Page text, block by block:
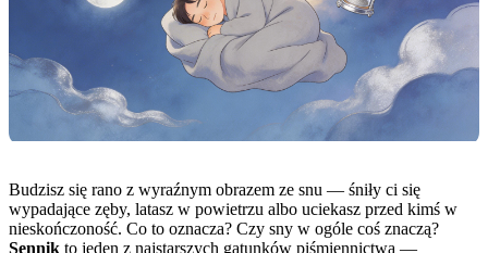
Budzisz się rano z wyraźnym obrazem ze snu — śniły ci się
wypadające zęby, latasz w powietrzu albo uciekasz przed kimś w
nieskończoność. Co to oznacza? Czy sny w ogóle coś znaczą?
Sennik to jeden z najstarszych gatunków piśmiennictwa —